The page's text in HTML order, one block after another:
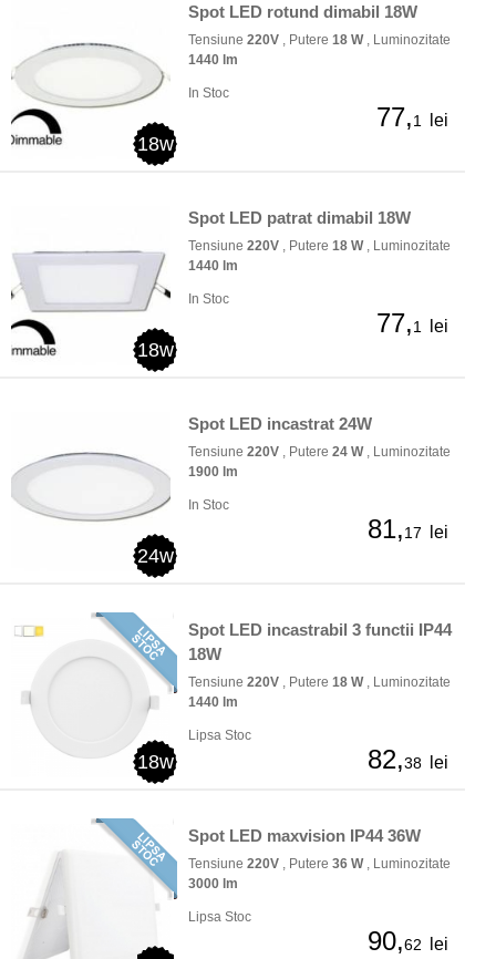
18w
Spot LED rotund dimabil 18W
Tensiune 220V , Putere 18 W, Luminozitate
1440 lm
In Stoc
77,1 lei
18w
Spot LED patrat dimabil 18W
Tensiune 220V , Putere 18 W, Luminozitate
1440 lm
In Stoc
77,1 lei
24w
Spot LED incastrat 24W
Tensiune 220V , Putere 24 W, Luminozitate
1900 lm
In Stoc
81,17 lei
18w
Spot LED incastrabil 3 functii IP44
18W
Tensiune 220V , Putere 18 W, Luminozitate
1440 lm
Lipsa Stoc
82,38 lei
Spot LED maxvision IP44 36W
Tensiune 220V , Putere 36 W, Luminozitate
3000 lm
Lipsa Stoc
90,62 lei